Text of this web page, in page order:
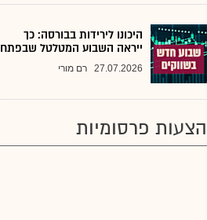
היכונו לירידות בבורסה: כך
ייראה השבוע המטלטל שבפתח
27.07.2026 רם מורי
הצעות פרסומיות